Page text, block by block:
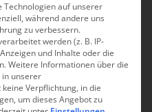
Zurück
Technologien auf unserer
während andere uns
zu verbessern.
werden (z. B. IP-
und Inhalte oder die
Weitere Informationen über die
in unserer
keine Verpflichtung, in die
um dieses Angebot zu